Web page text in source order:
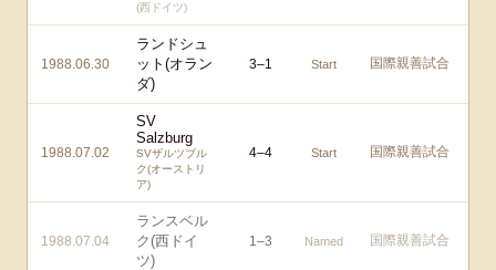
(西ドイツ)
1988.06.30
ランドシュ
ット(オラン
ダ)
3–1 Start 国際親善試合
1988.07.02
SV
Salzburg
SVザルツブル
ク(オーストリ
ア)
4–4 Start 国際親善試合
1988.07.04
ランスベル
ク(西ドイ
ツ)
1–3 Named 国際親善試合